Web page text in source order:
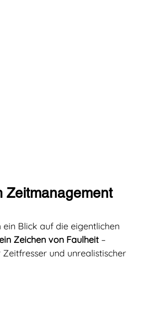
Zeitmanagement
Blick auf die eigentlichen
Zeichen von Faulheit –
und unrealistischer